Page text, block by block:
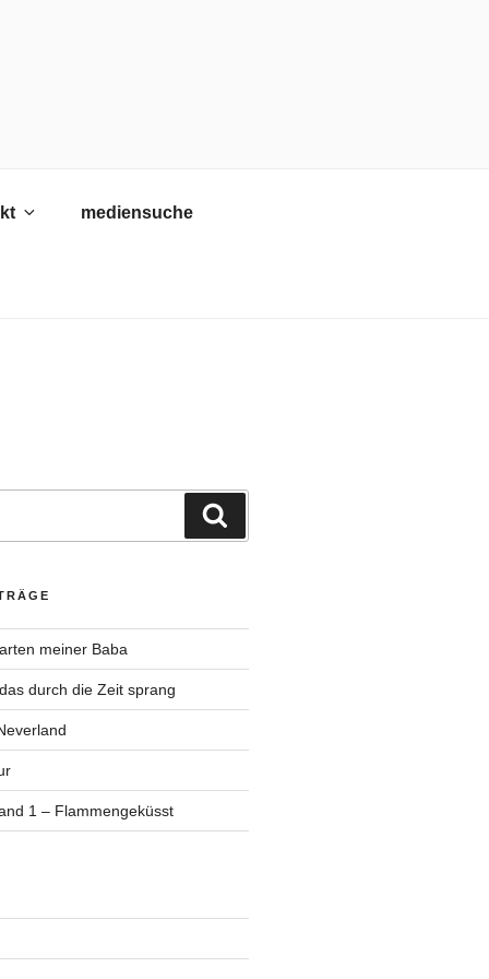
mediensuche
meiner Baba
durch die Zeit sprang
1 – Flammengeküsst